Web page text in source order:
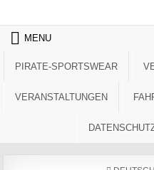
MENU
PIRATE-SPORTSWEAR
VERANSTALTUNGEN